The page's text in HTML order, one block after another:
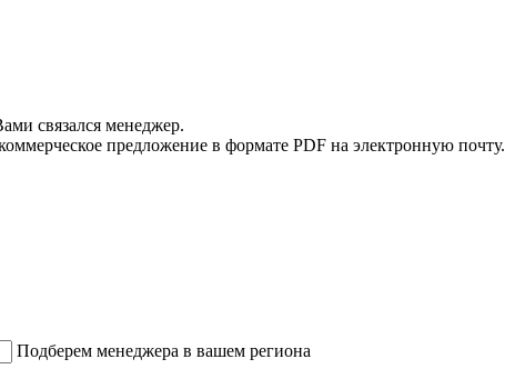
связался менеджер.
предложение в формате PDF на электронную почту.
Подберем менеджера в вашем региона